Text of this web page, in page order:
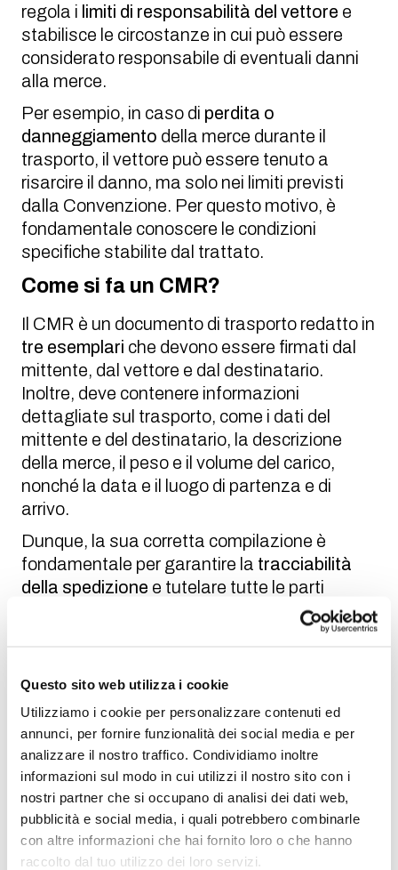
Questo sito web utilizza i cookie
Utilizziamo i cookie per personalizzare contenuti ed
annunci, per fornire funzionalità dei social media e per
analizzare il nostro traffico. Condividiamo inoltre
informazioni sul modo in cui utilizzi il nostro sito con i
nostri partner che si occupano di analisi dei dati web,
pubblicità e social media, i quali potrebbero combinarle
con altre informazioni che hai fornito loro o che hanno
raccolto dal tuo utilizzo dei loro servizi.
regola i limiti di responsabilità del vettore e
stabilisce le circostanze in cui può essere
considerato responsabile di eventuali danni
alla merce.
Per esempio, in caso di perdita o
danneggiamento della merce durante il
trasporto, il vettore può essere tenuto a
risarcire il danno, ma solo nei limiti previsti
dalla Convenzione. Per questo motivo, è
fondamentale conoscere le condizioni
specifiche stabilite dal trattato.
Come si fa un CMR?
Il CMR è un documento di trasporto redatto in
tre esemplari che devono essere firmati dal
mittente, dal vettore e dal destinatario.
Inoltre, deve contenere informazioni
dettagliate sul trasporto, come i dati del
mittente e del destinatario, la descrizione
della merce, il peso e il volume del carico,
nonché la data e il luogo di partenza e di
arrivo.
Dunque, la sua corretta compilazione è
fondamentale per garantire la tracciabilità
della spedizione e tutelare tutte le parti
La redazione del documento CMR spetta
principalmente almittente, anche se spesso
viene compilato con l’assistenza dello
spedizioniere e del vettore. In effetti, è un
documento fondamentale, poiché certifica
l’accordo tra le parti coinvolte nella spedizione
e rappresenta una garanzia sia per il mittente
che per il destinatario.